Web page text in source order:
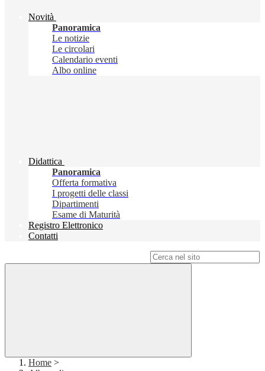
Novità
Panoramica
Le notizie
Le circolari
Calendario eventi
Albo online
Didattica
Panoramica
Offerta formativa
I progetti delle classi
Dipartimenti
Esame di Maturità
Registro Elettronico
Contatti
Home >